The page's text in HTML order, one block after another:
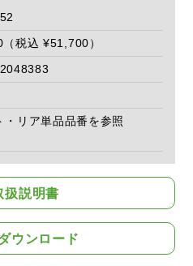
税込 ¥51,700）
・リア単品品番を参照
扱説明書
ウンロード